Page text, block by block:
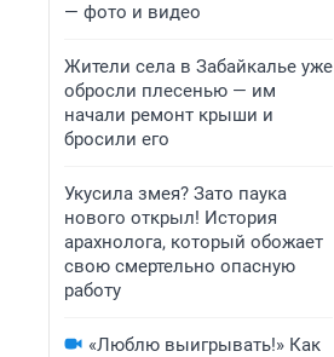
— фото и видео
Жители села в Забайкалье уже
обросли плесенью — им
начали ремонт крыши и
бросили его
Укусила змея? Зато паука
нового открыл! История
арахнолога, который обожает
свою смертельно опасную
работу
«Люблю выигрывать!» Как